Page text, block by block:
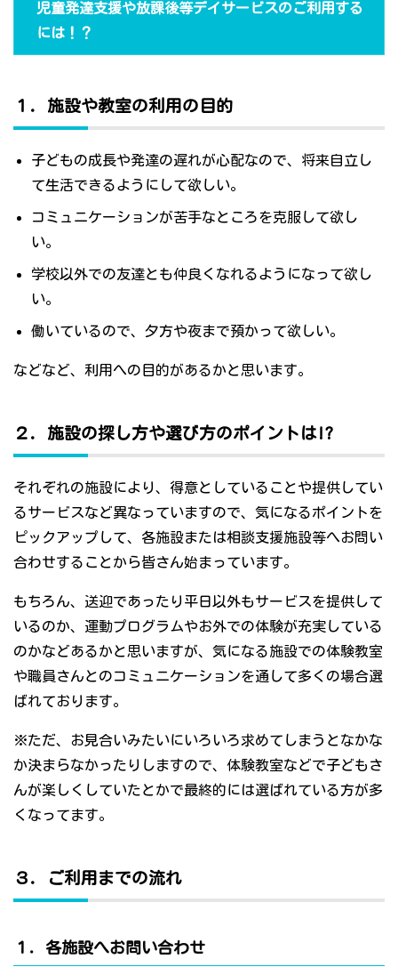
児童発達支援や放課後等デイサービスのご利用する
には！？
１．施設や教室の利用の目的
子どもの成長や発達の遅れが心配なので、将来自立し
て生活できるようにして欲しい。
コミュニケーションが苦手なところを克服して欲し
い。
学校以外での友達とも仲良くなれるようになって欲し
い。
働いているので、夕方や夜まで預かって欲しい。
などなど、利用への目的があるかと思います。
２．施設の探し方や選び方のポイントは!?
それぞれの施設により、得意としていることや提供してい
るサービスなど異なっていますので、気になるポイントを
ピックアップして、各施設または相談支援施設等へお問い
合わせすることから皆さん始まっています。
もちろん、送迎であったり平日以外もサービスを提供して
いるのか、運動プログラムやお外での体験が充実している
のかなどあるかと思いますが、気になる施設での体験教室
や職員さんとのコミュニケーションを通して多くの場合選
ばれております。
※ただ、お見合いみたいにいろいろ求めてしまうとなかな
か決まらなかったりしますので、体験教室などで子どもさ
んが楽しくしていたとかで最終的には選ばれている方が多
くなってます。
３．ご利用までの流れ
１．各施設へお問い合わせ